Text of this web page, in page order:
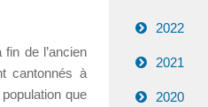
de l’ancien
cantonnés à
que
2022
2021
2020